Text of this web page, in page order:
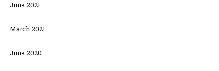
June 2021
March 2021
June 2020